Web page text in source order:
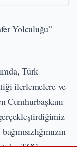
Yolculuğu”
Türk
ilerlemelere ve
Cumhurbaşkanı